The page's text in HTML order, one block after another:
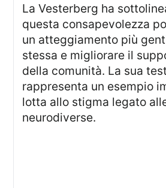
La Vesterberg ha sottolineato come
questa consapevolezza
un atteggiamento più
stessa e migliorare il
della comunità. La sua
rappresenta un esempio
lotta allo stigma legato
neurodiverse.